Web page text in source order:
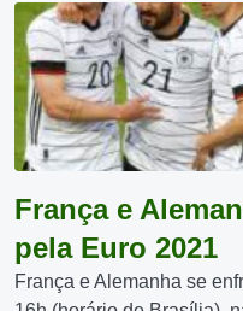
França e
pela Euro 2021
França e Alemanha se